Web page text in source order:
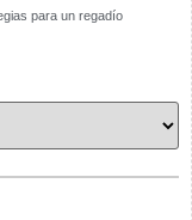
para un regadío